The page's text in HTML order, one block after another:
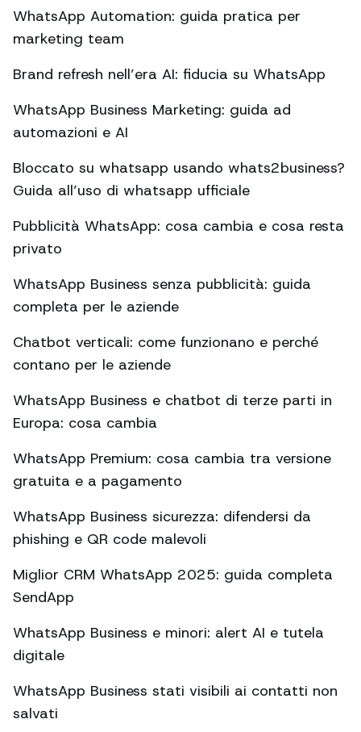
WhatsApp Automation: guida pratica per
marketing team
Brand refresh nell’era AI: fiducia su WhatsApp
WhatsApp Business Marketing: guida ad
automazioni e AI
Bloccato su whatsapp usando whats2business?
Guida all’uso di whatsapp ufficiale
Pubblicità WhatsApp: cosa cambia e cosa resta
privato
WhatsApp Business senza pubblicità: guida
completa per le aziende
Chatbot verticali: come funzionano e perché
contano per le aziende
WhatsApp Business e chatbot di terze parti in
Europa: cosa cambia
WhatsApp Premium: cosa cambia tra versione
gratuita e a pagamento
WhatsApp Business sicurezza: difendersi da
phishing e QR code malevoli
Miglior CRM WhatsApp 2025: guida completa
SendApp
WhatsApp Business e minori: alert AI e tutela
digitale
WhatsApp Business stati visibili ai contatti non
salvati